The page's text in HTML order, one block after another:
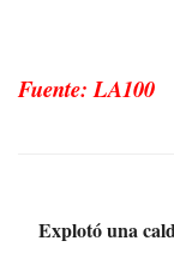
Fuente: LA100
Explotó una